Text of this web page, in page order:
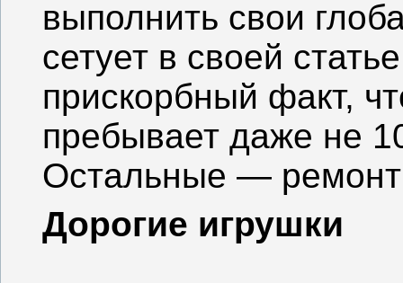
выполнить свои
сетует в своей
прискорбный факт,
пребывает даже не
Остальные —
Дорогие игрушки